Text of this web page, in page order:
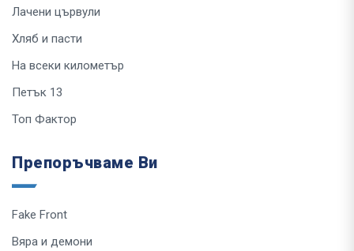
Лачени цървули
Хляб и пасти
На всеки километър
Петък 13
Топ Фактор
Препоръчваме Ви
Fake Front
Вяра и демони